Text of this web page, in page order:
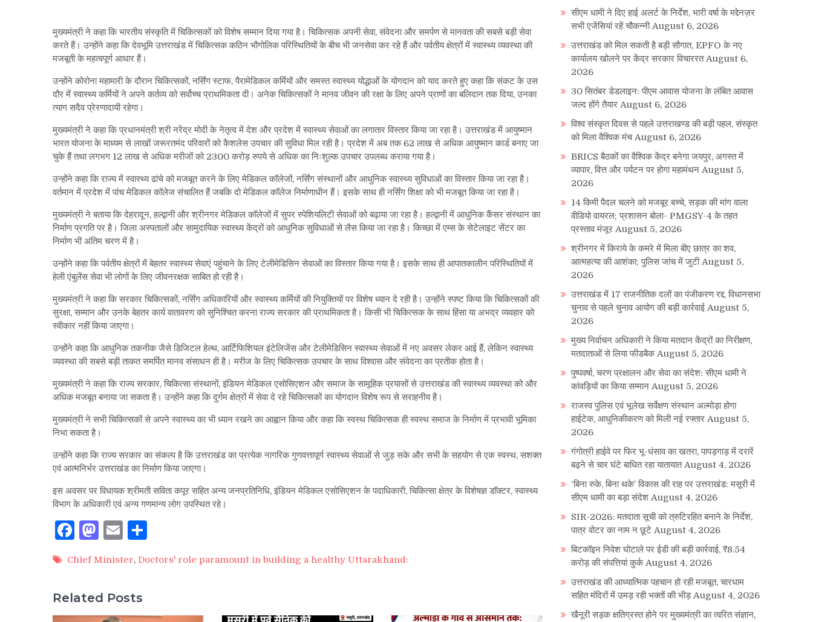
मुख्यमंत्री ने कहा कि भारतीय संस्कृति में चिकित्सकों को विशेष सम्मान दिया गया है। चिकित्सक अपनी सेवा, संवेदना और समर्पण से मानवता की सबसे बड़ी सेवा
करते हैं। उन्होंने कहा कि देवभूमि उत्तराखंड में चिकित्सक कठिन भौगोलिक परिस्थितियों के बीच भी जनसेवा कर रहे हैं और पर्वतीय क्षेत्रों में स्वास्थ्य व्यवस्था की
मजबूती के महत्वपूर्ण आधार हैं।
उन्होंने कोरोना महामारी के दौरान चिकित्सकों, नर्सिंग स्टाफ, पैरामेडिकल कर्मियों और समस्त स्वास्थ्य योद्धाओं के योगदान को याद करते हुए कहा कि संकट के उस
दौर में स्वास्थ्य कर्मियों ने अपने कर्तव्य को सर्वोच्च प्राथमिकता दी। अनेक चिकित्सकों ने मानव जीवन की रक्षा के लिए अपने प्राणों का बलिदान तक दिया, उनका
त्याग सदैव प्रेरणादायी रहेगा।
मुख्यमंत्री ने कहा कि प्रधानमंत्री श्री नरेंद्र मोदी के नेतृत्व में देश और प्रदेश में स्वास्थ्य सेवाओं का लगातार विस्तार किया जा रहा है। उत्तराखंड में आयुष्मान
भारत योजना के माध्यम से लाखों जरूरतमंद परिवारों को कैशलेस उपचार की सुविधा मिल रही है। प्रदेश में अब तक 62 लाख से अधिक आयुष्मान कार्ड बनाए जा
चुके हैं तथा लगभग 12 लाख से अधिक मरीजों को 2300 करोड़ रुपये से अधिक का निःशुल्क उपचार उपलब्ध कराया गया है।
उन्होंने कहा कि राज्य में स्वास्थ्य ढांचे को मजबूत करने के लिए मेडिकल कॉलेजों, नर्सिंग संस्थानों और आधुनिक स्वास्थ्य सुविधाओं का विस्तार किया जा रहा है।
वर्तमान में प्रदेश में पांच मेडिकल कॉलेज संचालित हैं जबकि दो मेडिकल कॉलेज निर्माणाधीन हैं। इसके साथ ही नर्सिंग शिक्षा को भी मजबूत किया जा रहा है।
मुख्यमंत्री ने बताया कि देहरादून, हल्द्वानी और श्रीनगर मेडिकल कॉलेजों में सुपर स्पेशियलिटी सेवाओं को बढ़ाया जा रहा है। हल्द्वानी में आधुनिक कैंसर संस्थान का
निर्माण प्रगति पर है। जिला अस्पतालों और सामुदायिक स्वास्थ्य केंद्रों को आधुनिक सुविधाओं से लैस किया जा रहा है। किच्छा में एम्स के सेटेलाइट सेंटर का
निर्माण भी अंतिम चरण में है।
उन्होंने कहा कि पर्वतीय क्षेत्रों में बेहतर स्वास्थ्य सेवाएं पहुंचाने के लिए टेलीमेडिसिन सेवाओं का विस्तार किया गया है। इसके साथ ही आपातकालीन परिस्थितियों में
हेली एंबुलेंस सेवा भी लोगों के लिए जीवनरक्षक साबित हो रही है।
मुख्यमंत्री ने कहा कि सरकार चिकित्सकों, नर्सिंग अधिकारियों और स्वास्थ्य कर्मियों की नियुक्तियों पर विशेष ध्यान दे रही है। उन्होंने स्पष्ट किया कि चिकित्सकों की
सुरक्षा, सम्मान और उनके बेहतर कार्य वातावरण को सुनिश्चित करना राज्य सरकार की प्राथमिकता है। किसी भी चिकित्सक के साथ हिंसा या अभद्र व्यवहार को
स्वीकार नहीं किया जाएगा।
उन्होंने कहा कि आधुनिक तकनीक जैसे डिजिटल हेल्थ, आर्टिफिशियल इंटेलिजेंस और टेलीमेडिसिन स्वास्थ्य सेवाओं में नए अवसर लेकर आई हैं, लेकिन स्वास्थ्य
व्यवस्था की सबसे बड़ी ताकत समर्पित मानव संसाधन ही है। मरीज के लिए चिकित्सक उपचार के साथ विश्वास और संवेदना का प्रतीक होता है।
मुख्यमंत्री ने कहा कि राज्य सरकार, चिकित्सा संस्थानों, इंडियन मेडिकल एसोसिएशन और समाज के सामूहिक प्रयासों से उत्तराखंड की स्वास्थ्य व्यवस्था को और
अधिक मजबूत बनाया जा सकता है। उन्होंने कहा कि दुर्गम क्षेत्रों में सेवा दे रहे चिकित्सकों का योगदान विशेष रूप से सराहनीय है।
मुख्यमंत्री ने सभी चिकित्सकों से अपने स्वास्थ्य का भी ध्यान रखने का आह्वान किया और कहा कि स्वस्थ चिकित्सक ही स्वस्थ समाज के निर्माण में प्रभावी भूमिका
निभा सकता है।
उन्होंने कहा कि राज्य सरकार का संकल्प है कि उत्तराखंड का प्रत्येक नागरिक गुणवत्तापूर्ण स्वास्थ्य सेवाओं से जुड़ सके और सभी के सहयोग से एक स्वस्थ, सशक्त
एवं आत्मनिर्भर उत्तराखंड का निर्माण किया जाएगा।
इस अवसर पर विधायक श्रीमती सविता कपूर सहित अन्य जनप्रतिनिधि, इंडियन मेडिकल एसोसिएशन के पदाधिकारी, चिकित्सा क्षेत्र के विशेषज्ञ डॉक्टर, स्वास्थ्य
विभाग के अधिकारी एवं अन्य गणमान्य लोग उपस्थित रहे।
Facebook
Mastodon
Email
Chief Minister, Doctors' role paramount in building a healthy Uttarakhand:
Related Posts
सीएम धामी ने दिए हाई अलर्ट के निर्देश, भारी वर्षा के मद्देनज़र
सभी एजेंसियां रहें चौकन्नी August 6, 2026
उत्तराखंड को मिल सकती है बड़ी सौगात, EPFO के नए
कार्यालय खोलने पर केंद्र सरकार विचाररत August 6,
2026
30 सितंबर डेडलाइन: पीएम आवास योजना के लंबित आवास
जल्द होंगे तैयार August 6, 2026
विश्व संस्कृत दिवस से पहले उत्तराखण्ड की बड़ी पहल, संस्कृत
को मिला वैश्विक मंच August 6, 2026
BRICS बैठकों का वैश्विक केंद्र बनेगा जयपुर, अगस्त में
व्यापार, वित्त और पर्यटन पर होगा महामंथन August 5,
2026
14 किमी पैदल चलने को मजबूर बच्चे, सड़क की मांग वाला
वीडियो वायरल; प्रशासन बोला- PMGSY-4 के तहत
प्रस्ताव मंजूर August 5, 2026
श्रीनगर में किराये के कमरे में मिला बीए छात्र का शव,
आत्महत्या की आशंका; पुलिस जांच में जुटी August 5,
2026
उत्तराखंड में 17 राजनीतिक दलों का पंजीकरण रद्द, विधानसभा
चुनाव से पहले चुनाव आयोग की बड़ी कार्रवाई August 5,
2026
मुख्य निर्वाचन अधिकारी ने किया मतदान केंद्रों का निरीक्षण,
मतदाताओं से लिया फीडबैक August 5, 2026
पुष्पवर्षा, चरण प्रक्षालन और सेवा का संदेश: सीएम धामी ने
कांवड़ियों का किया सम्मान August 5, 2026
राजस्व पुलिस एवं भूलेख सर्वेक्षण संस्थान अल्मोड़ा होगा
हाईटेक, आधुनिकीकरण को मिली नई रफ्तार August 5,
2026
गंगोत्री हाईवे पर फिर भू-धंसाव का खतरा, पापड़गाड़ में दरारें
बढ़ने से चार घंटे बाधित रहा यातायात August 4, 2026
‘बिना रुके, बिना थके’ विकास की राह पर उत्तराखंड: मसूरी में
सीएम धामी का बड़ा संदेश August 4, 2026
SIR-2026: मतदाता सूची को त्रुटिरहित बनाने के निर्देश,
पात्र वोटर का नाम न छूटे August 4, 2026
बिटकॉइन निवेश घोटाले पर ईडी की बड़ी कार्रवाई, ₹8.54
करोड़ की संपत्तियां कुर्क August 4, 2026
उत्तराखंड की आध्यात्मिक पहचान हो रही मजबूत, चारधाम
सहित मंदिरों में उमड़ रही भक्तों की भीड़ August 4, 2026
खैनूरी सड़क क्षतिग्रस्त होने पर मुख्यमंत्री का त्वरित संज्ञान,